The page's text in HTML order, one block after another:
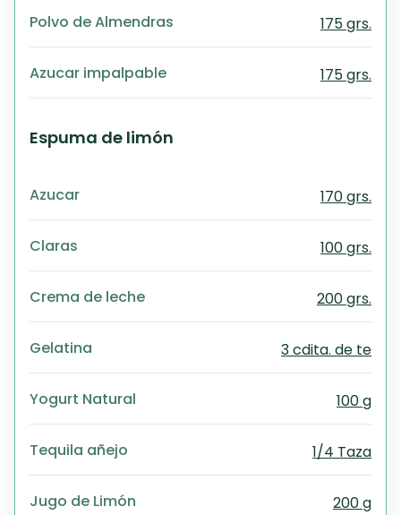
Polvo de Almendras 175 grs.
Azucar impalpable 175 grs.
Espuma de limón
Azucar 170 grs.
Claras 100 grs.
Crema de leche 200 grs.
Gelatina 3 cdita. de te
Yogurt Natural 100 g
Tequila añejo 1/4 Taza
Jugo de Limón 200 g